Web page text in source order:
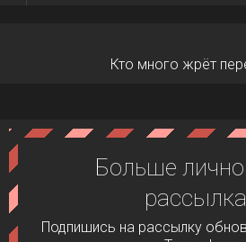
Кто много жрёт
Больше
Подпишись на рассылку